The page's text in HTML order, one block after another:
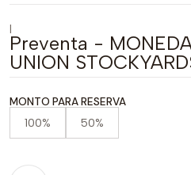
|
Preventa -
UNION
MONTO PARA RESERVA
100% 50%